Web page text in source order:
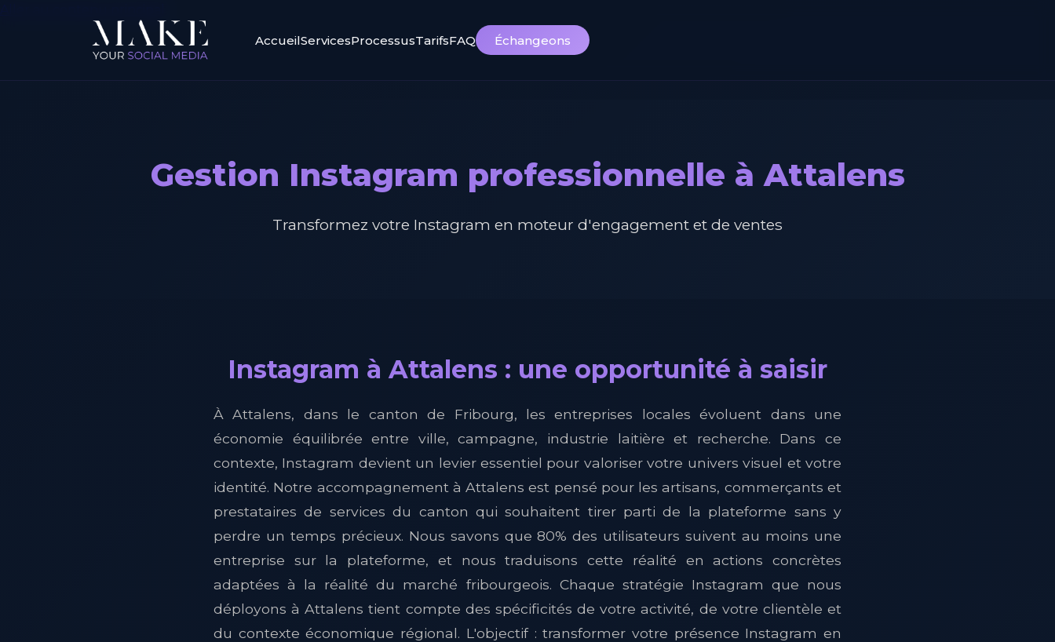
AccueilServicesProcessusTarifsFAQ Échangeons
Gestion Instagram professionnelle à Attalens
Transformez votre Instagram en moteur d'engagement et de ventes
Instagram à Attalens : une opportunité à saisir
À Attalens, dans le canton de Fribourg, les entreprises locales évoluent dans une
économie équilibrée entre ville, campagne, industrie laitière et recherche. Dans ce
contexte, Instagram devient un levier essentiel pour valoriser votre univers visuel et votre
identité. Notre accompagnement à Attalens est pensé pour les artisans, commerçants et
prestataires de services du canton qui souhaitent tirer parti de la plateforme sans y
perdre un temps précieux. Nous savons que 80% des utilisateurs suivent au moins une
entreprise sur la plateforme, et nous traduisons cette réalité en actions concrètes
adaptées à la réalité du marché fribourgeois. Chaque stratégie Instagram que nous
déployons à Attalens tient compte des spécificités de votre activité, de votre clientèle et
du contexte économique régional. L'objectif : transformer votre présence Instagram en